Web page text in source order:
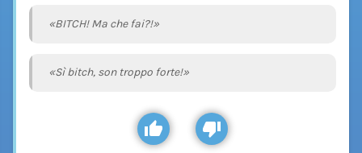
«BITCH! Ma che fai?!»
«Sì bitch, son troppo forte!»